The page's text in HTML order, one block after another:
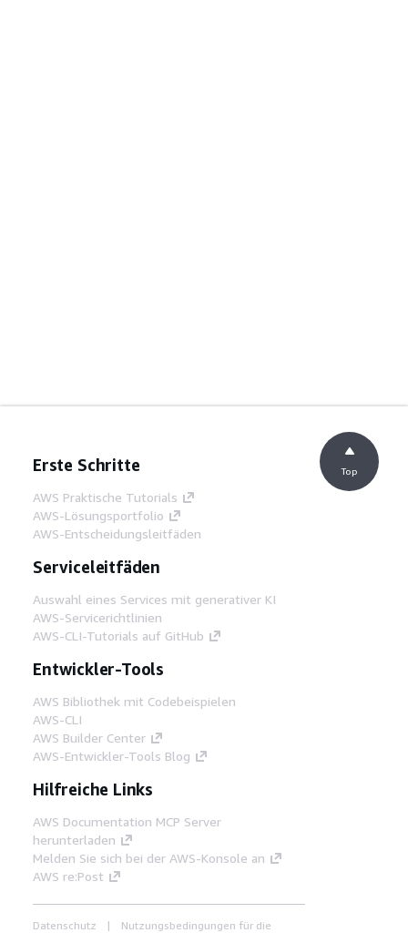
Erste Schritte
AWS Praktische Tutorials
AWS-Lösungsportfolio
AWS-Entscheidungsleitfäden
Serviceleitfäden
Auswahl eines Services mit generativer KI
AWS-Servicerichtlinien
AWS-CLI-Tutorials auf GitHub
Entwickler-Tools
AWS Bibliothek mit Codebeispielen
AWS-CLI
AWS Builder Center
AWS-Entwickler-Tools Blog
Hilfreiche Links
AWS Documentation MCP Server
herunterladen
Melden Sie sich bei der AWS-Konsole an
AWS re:Post
Datenschutz Nutzungsbedingungen für die
Top